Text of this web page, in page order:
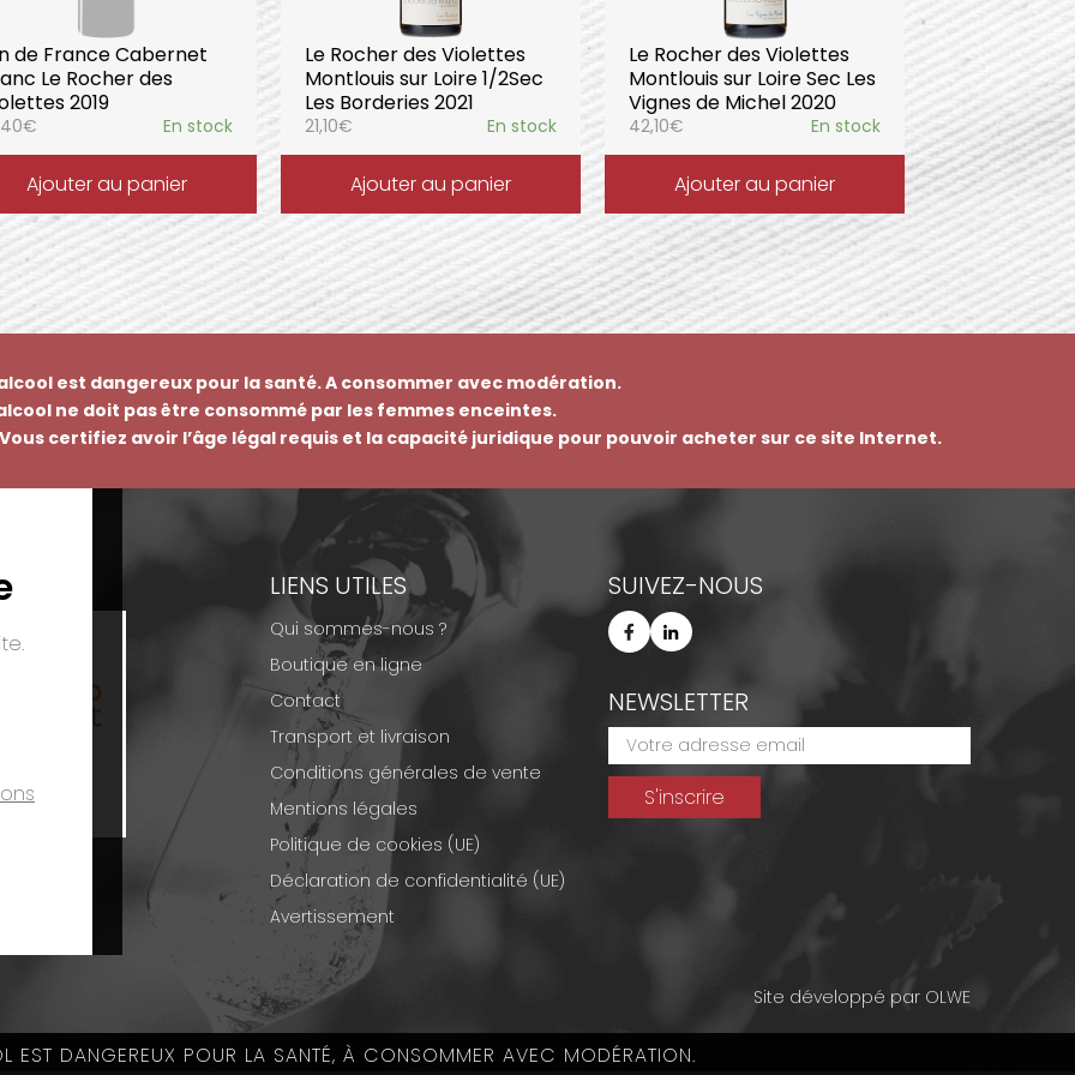
de France Cabernet
Le Rocher des
2019
€ En stock
Ajouter au panier
Le Rocher des Violettes
Montlouis sur Loire 1/2Sec
Les Borderies 2021
21,10€ En stock
Ajouter au panier
Le Rocher des Violettes
Montlouis sur Loire Sec Les
Vignes de Michel 2020
42,10€ En stock
Ajouter au panier
est dangereux pour la santé. A consommer avec modération.
ne doit pas être consommé par les femmes enceintes.
certifiez avoir l’âge légal requis et la capacité juridique pour pouvoir acheter sur ce site Internet.
EST DANGEREUX POUR LA SANTÉ, À CONSOMMER AVEC MODÉRATION.
LIENS UTILES
Qui sommes-nous ?
Boutique en ligne
Contact
Transport et livraison
Conditions générales de vente
Mentions légales
Politique de cookies (UE)
Déclaration de confidentialité (UE)
Avertissement
SUIVEZ-NOUS
NEWSLETTER
Site développé par OLWE